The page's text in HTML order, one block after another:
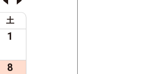
土
1
8